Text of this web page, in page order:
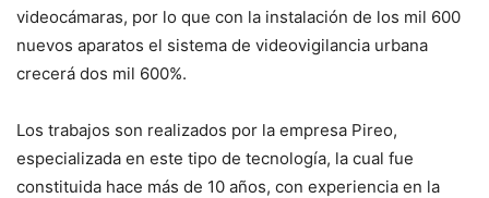
videocámaras, por lo que con la instalación de los mil 600
nuevos aparatos el sistema de videovigilancia urbana
crecerá dos mil 600%.
Los trabajos son realizados por la empresa Pireo,
especializada en este tipo de tecnología, la cual fue
constituida hace más de 10 años, con experiencia en la